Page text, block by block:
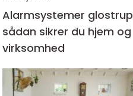
Alarmsystemer glostrup
sådan sikrer du hjem og
virksomhed